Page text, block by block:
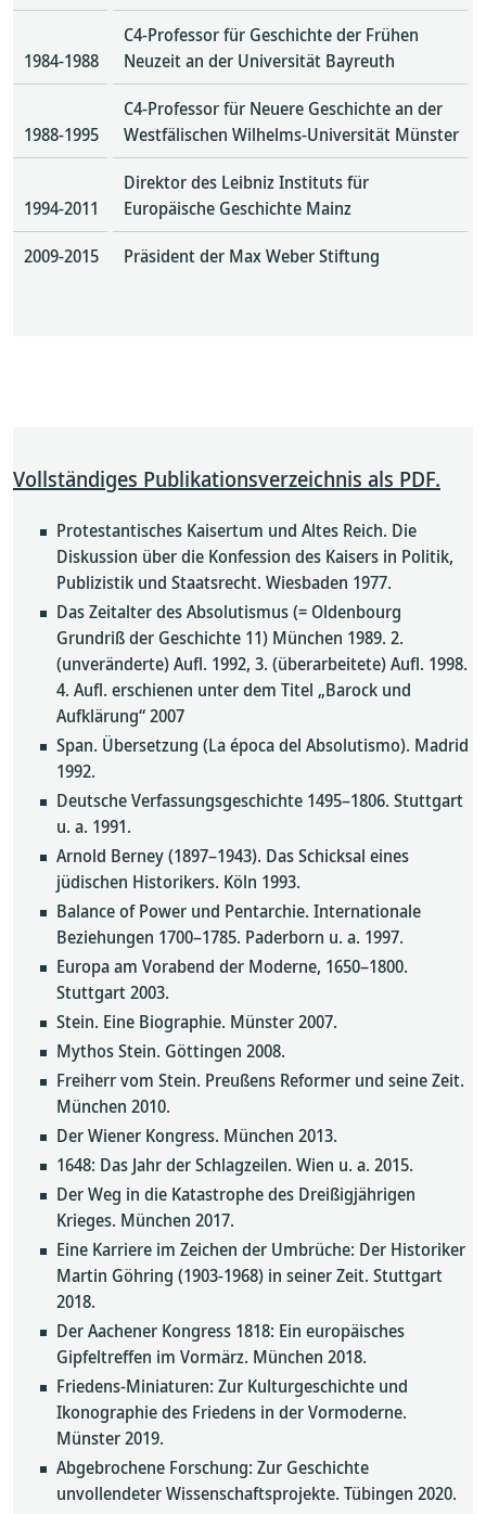
1984-1988
C4-Professor für Geschichte der Frühen
Neuzeit an der Universität Bayreuth
1988-1995
C4-Professor für Neuere Geschichte an der
Westfälischen Wilhelms-Universität Münster
1994-2011
Direktor des Leibniz Instituts für
Europäische Geschichte Mainz
2009-2015
Präsident der Max Weber Stiftung
Vollständiges Publikationsverzeichnis als PDF.
Protestantisches Kaisertum und Altes Reich. Die
Diskussion über die Konfession des Kaisers in Politik,
Publizistik und Staatsrecht. Wiesbaden 1977.
Das Zeitalter des Absolutismus (= Oldenbourg
Grundriß der Geschichte 11) München 1989. 2.
(unveränderte) Aufl. 1992, 3. (überarbeitete) Aufl. 1998.
4. Aufl. erschienen unter dem Titel „Barock und
Aufklärung“ 2007
Span. Übersetzung (La época del Absolutismo). Madrid
1992.
Deutsche Verfassungsgeschichte 1495–1806. Stuttgart
u. a. 1991.
Arnold Berney (1897–1943). Das Schicksal eines
jüdischen Historikers. Köln 1993.
Balance of Power und Pentarchie. Internationale
Beziehungen 1700–1785. Paderborn u. a. 1997.
Europa am Vorabend der Moderne, 1650–1800.
Stuttgart 2003.
Stein. Eine Biographie. Münster 2007.
Mythos Stein. Göttingen 2008.
Freiherr vom Stein. Preußens Reformer und seine Zeit.
München 2010.
Der Wiener Kongress. München 2013.
1648: Das Jahr der Schlagzeilen. Wien u. a. 2015.
Der Weg in die Katastrophe des Dreißigjährigen
Krieges. München 2017.
Eine Karriere im Zeichen der Umbrüche: Der Historiker
Martin Göhring (1903-1968) in seiner Zeit. Stuttgart
2018.
Der Aachener Kongress 1818: Ein europäisches
Gipfeltreffen im Vormärz. München 2018.
Friedens-Miniaturen: Zur Kulturgeschichte und
Ikonographie des Friedens in der Vormoderne.
Münster 2019.
Abgebrochene Forschung: Zur Geschichte
unvollendeter Wissenschaftsprojekte. Tübingen 2020.